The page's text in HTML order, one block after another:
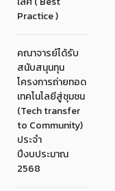
Practice )
คณาจารย์ได้รับ
สนับสนุนทุน
โครงการถ่ายทอด
เทคโนโลยีสู่ชุมชน
(Tech transfer
to Community)
ประจำ
ปีงบประมาณ
2568